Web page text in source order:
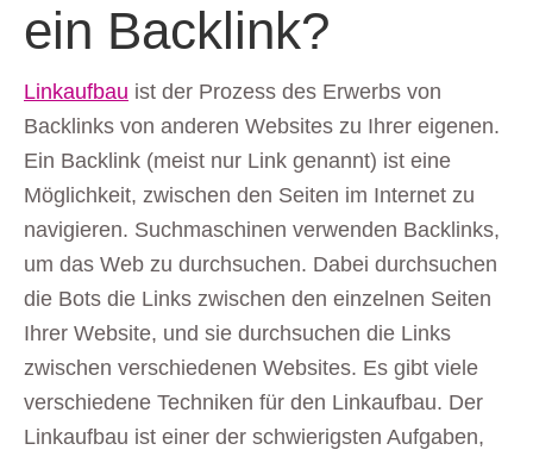
ein Backlink?
Linkaufbau ist der Prozess des Erwerbs von
Backlinks von anderen Websites zu Ihrer eigenen.
Ein Backlink (meist nur Link genannt) ist eine
Möglichkeit, zwischen den Seiten im Internet zu
navigieren. Suchmaschinen verwenden Backlinks,
um das Web zu durchsuchen. Dabei durchsuchen
die Bots die Links zwischen den einzelnen Seiten
Ihrer Website, und sie durchsuchen die Links
zwischen verschiedenen Websites. Es gibt viele
verschiedene Techniken für den Linkaufbau. Der
Linkaufbau ist einer der schwierigsten Aufgaben,